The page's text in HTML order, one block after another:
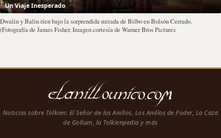
Un Viaje Inesperado
Dwalin y Balin ríen bajo la sorprendida mirada de Bilbo en Bolsón Cerrado.
(Fotografía de James Fisher. Imagen cortesía de Warner Bros Pictures
Noticias sobre Tolkien: El Señor de los Anillos, Los Anillos de Poder, La Caza
de Gollum, la Tolkienpedia y más